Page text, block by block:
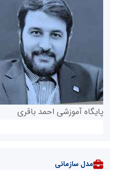
پایگاه آموزشی احمد باقری
مدل سازمانی